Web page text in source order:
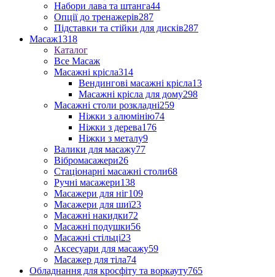
Набори лава та штанга44
Опції до тренажерів287
Підставки та стійки для дисків287
Масаж1318
Каталог
Все Масаж
Масажні крісла314
Вендингові масажні крісла13
Масажні крісла для дому298
Масажні столи розкладні259
Ніжки з алюмінію74
Ніжки з дерева176
Ніжки з металу9
Валики для масажу77
Вібромасажери26
Стаціонарні масажні столи68
Ручні масажери138
Масажери для ніг109
Масажери для шиї23
Масажні накидки72
Масажні подушки56
Масажні стільці23
Аксесуари для масажу59
Масажер для тіла74
Обладнання для кросфіту та воркауту765